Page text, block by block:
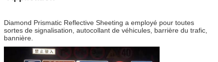
Diamond Prismatic Reflective Sheeting a employé pour toutes
sortes de signalisation, autocollant de véhicules, barrière du trafic,
bannière.